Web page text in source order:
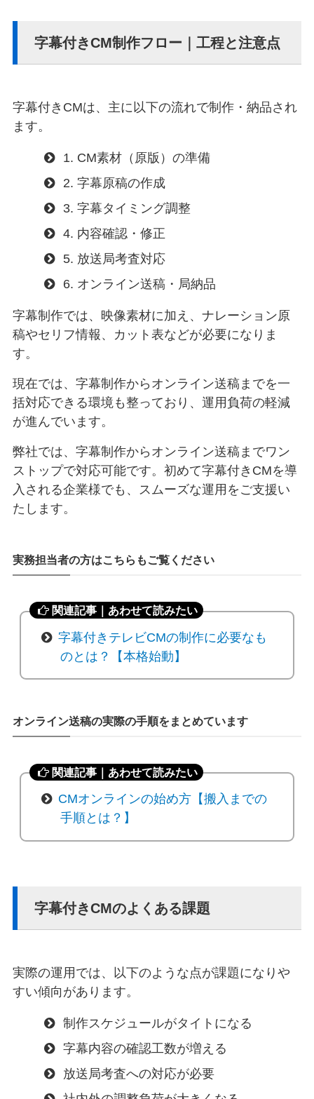
字幕付きCM制作フロー｜工程と注意点
字幕付きCMは、主に以下の流れで制作・納品され
ます。
1. CM素材（原版）の準備
2. 字幕原稿の作成
3. 字幕タイミング調整
4. 内容確認・修正
5. 放送局考査対応
6. オンライン送稿・局納品
字幕制作では、映像素材に加え、ナレーション原
稿やセリフ情報、カット表などが必要になりま
す。
現在では、字幕制作からオンライン送稿までを一
括対応できる環境も整っており、運用負荷の軽減
が進んでいます。
弊社では、字幕制作からオンライン送稿までワン
ストップで対応可能です。初めて字幕付きCMを導
入される企業様でも、スムーズな運用をご支援い
たします。
実務担当者の方はこちらもご覧ください
関連記事｜あわせて読みたい
字幕付きテレビCMの制作に必要なも
のとは？【本格始動】
オンライン送稿の実際の手順をまとめています
関連記事｜あわせて読みたい
CMオンラインの始め方【搬入までの
手順とは？】
字幕付きCMのよくある課題
実際の運用では、以下のような点が課題になりや
すい傾向があります。
制作スケジュールがタイトになる
字幕内容の確認工数が増える
放送局考査への対応が必要